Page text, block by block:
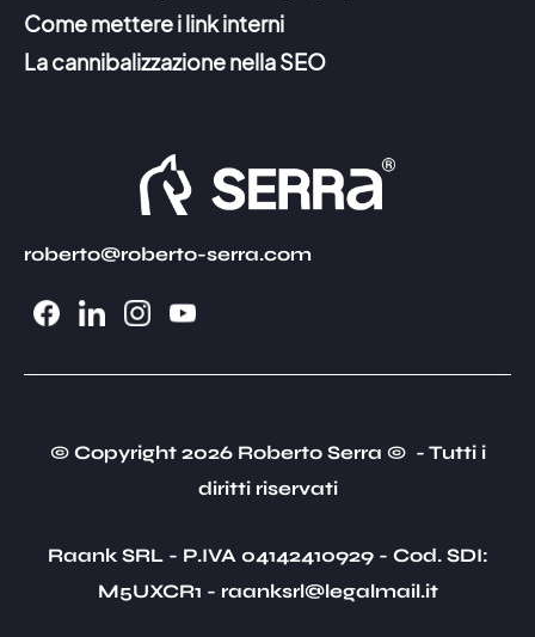
Come mettere i link interni
La cannibalizzazione nella SEO
roberto@roberto-serra.com
© Copyright 2026 Roberto Serra © - Tutti i
diritti riservati
Raank SRL - P.IVA 04142410929 - Cod. SDI:
M5UXCR1 - raanksrl@legalmail.it